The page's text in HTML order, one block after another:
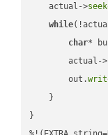
    actual->
while
char*
        actual->
        out.
    }
}